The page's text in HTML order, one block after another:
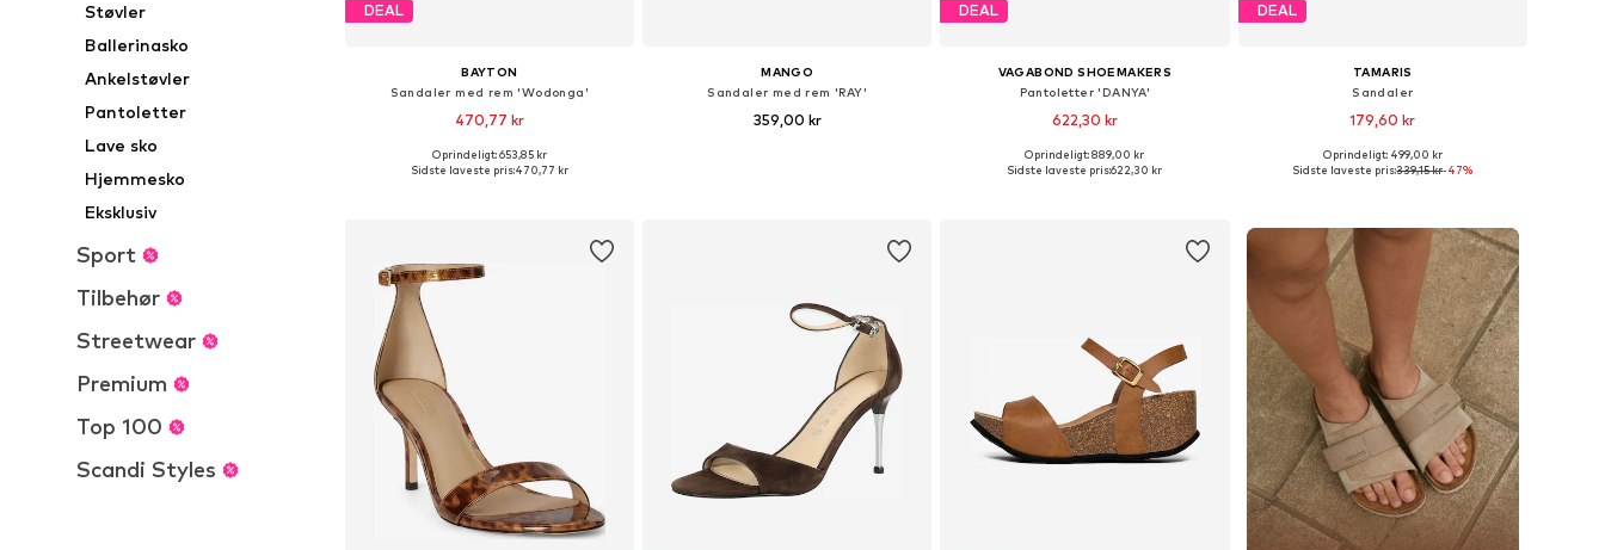
Støvler
Ballerinasko
Ankelstøvler
Pantoletter
Lave sko
Hjemmesko
Eksklusiv
Sport
Tilbehør
Streetwear
Premium
Top 100
Scandi Styles
DEAL
BAYTON
Sandaler med rem 'Wodonga'
470,77 kr
+7
Oprindeligt: 653,85 kr
Sidste laveste pris:470,77 kr
MANGO
Sandaler med rem 'RAY'
359,00 kr
DEAL
VAGABOND SHOEMAKERS
Pantoletter 'DANYA'
622,30 kr
Oprindeligt: 889,00 kr
Sidste laveste pris:622,30 kr
DEAL
TAMARIS
Sandaler
179,60 kr
+1
Tilgængelige størrelser: 36, 37, 38, 39, 40
Oprindeligt: 499,00 kr
Sidste laveste pris:339,15 kr-47%